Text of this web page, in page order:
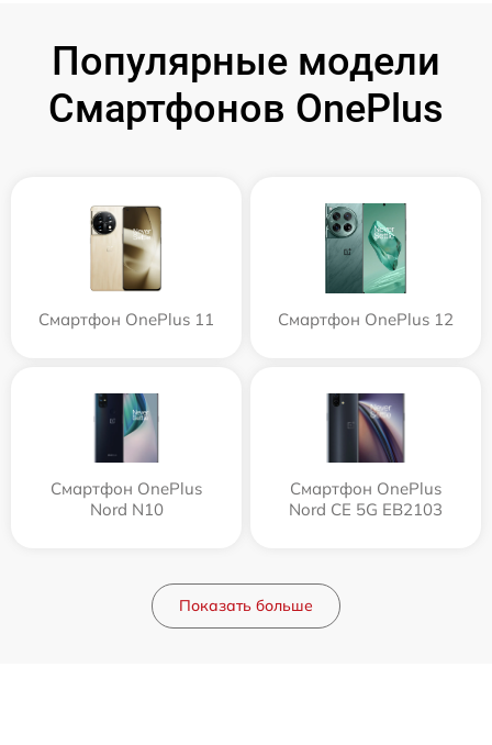
Популярные модели
Смартфонов OnePlus
Смартфон OnePlus 11 Смартфон OnePlus 12
Смартфон OnePlus
Nord N10
Смартфон OnePlus
Nord CE 5G EB2103
Показать больше